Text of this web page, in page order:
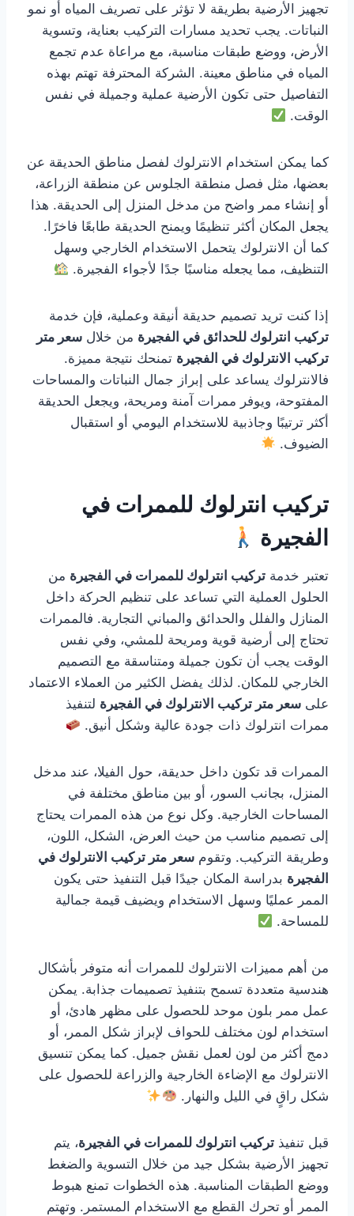
تجهيز الأرضية بطريقة لا تؤثر على تصريف المياه أو نمو
النباتات. يجب تحديد مسارات التركيب بعناية، وتسوية
الأرض، ووضع طبقات مناسبة، مع مراعاة عدم تجمع
المياه في مناطق معينة. الشركة المحترفة تهتم بهذه
التفاصيل حتى تكون الأرضية عملية وجميلة في نفس
الوقت.
كما يمكن استخدام الانترلوك لفصل مناطق الحديقة عن
بعضها، مثل فصل منطقة الجلوس عن منطقة الزراعة،
أو إنشاء ممر واضح من مدخل المنزل إلى الحديقة. هذا
يجعل المكان أكثر تنظيمًا ويمنح الحديقة طابعًا فاخرًا.
كما أن الانترلوك يتحمل الاستخدام الخارجي وسهل
التنظيف، مما يجعله مناسبًا جدًا لأجواء الفجيرة.
إذا كنت تريد تصميم حديقة أنيقة وعملية، فإن خدمة
تركيب انترلوك للحدائق في الفجيرة من خلال سعر متر
تركيب الانترلوك في الفجيرة تمنحك نتيجة مميزة.
فالانترلوك يساعد على إبراز جمال النباتات والمساحات
المفتوحة، ويوفر ممرات آمنة ومريحة، ويجعل الحديقة
أكثر ترتيبًا وجاذبية للاستخدام اليومي أو استقبال
الضيوف.
تركيب انترلوك للممرات في
الفجيرة
تعتبر خدمة تركيب انترلوك للممرات في الفجيرة من
الحلول العملية التي تساعد على تنظيم الحركة داخل
المنازل والفلل والحدائق والمباني التجارية. فالممرات
تحتاج إلى أرضية قوية ومريحة للمشي، وفي نفس
الوقت يجب أن تكون جميلة ومتناسقة مع التصميم
الخارجي للمكان. لذلك يفضل الكثير من العملاء الاعتماد
على سعر متر تركيب الانترلوك في الفجيرة لتنفيذ
ممرات انترلوك ذات جودة عالية وشكل أنيق.
الممرات قد تكون داخل حديقة، حول الفيلا، عند مدخل
المنزل، بجانب السور، أو بين مناطق مختلفة في
المساحات الخارجية. وكل نوع من هذه الممرات يحتاج
إلى تصميم مناسب من حيث العرض، الشكل، اللون،
وطريقة التركيب. وتقوم سعر متر تركيب الانترلوك في
الفجيرة بدراسة المكان جيدًا قبل التنفيذ حتى يكون
الممر عمليًا وسهل الاستخدام ويضيف قيمة جمالية
للمساحة.
من أهم مميزات الانترلوك للممرات أنه متوفر بأشكال
هندسية متعددة تسمح بتنفيذ تصميمات جذابة. يمكن
عمل ممر بلون موحد للحصول على مظهر هادئ، أو
استخدام لون مختلف للحواف لإبراز شكل الممر، أو
دمج أكثر من لون لعمل نقش جميل. كما يمكن تنسيق
الانترلوك مع الإضاءة الخارجية والزراعة للحصول على
شكل راقٍ في الليل والنهار.
قبل تنفيذ تركيب انترلوك للممرات في الفجيرة، يتم
تجهيز الأرضية بشكل جيد من خلال التسوية والضغط
ووضع الطبقات المناسبة. هذه الخطوات تمنع هبوط
الممر أو تحرك القطع مع الاستخدام المستمر. وتهتم